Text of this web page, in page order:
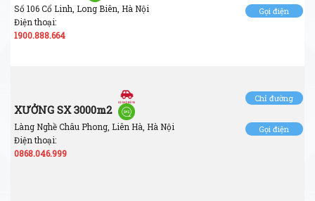
Số 106 Cổ Linh, Long Biên, Hà Nội
Điện thoại:
1900.888.664
Gọi điện
XƯỞNG SX 3000m2
Làng Nghề Châu Phong, Liên Hà, Hà Nội
Điện thoại:
0868.046.999
Chỉ đường
Gọi điện